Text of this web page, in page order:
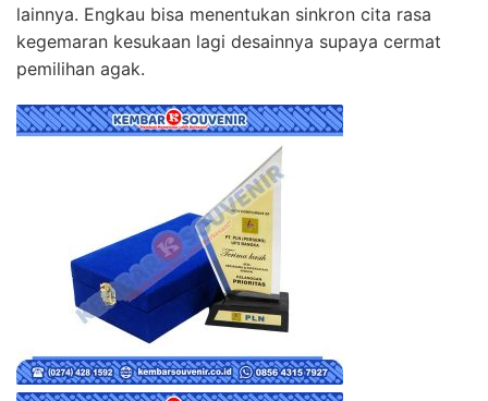
lainnya. Engkau bisa menentukan sinkron cita rasa
kegemaran kesukaan lagi desainnya supaya cermat
pemilihan agak.